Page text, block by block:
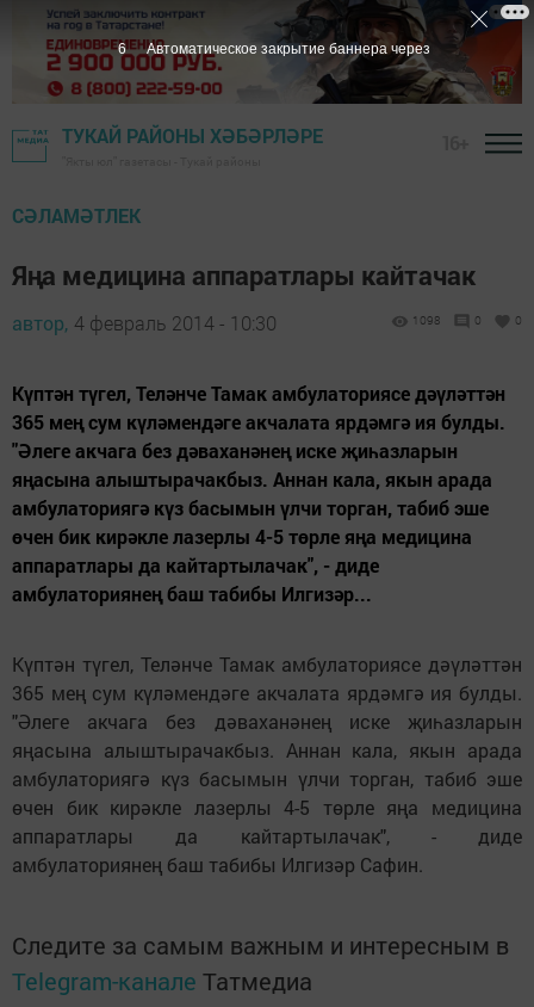
ТУКАЙ РАЙОНЫ ХӘБӘРЛӘРЕ
СӘЛАМӘТЛЕК
Яңа медицина аппаратлары кайтачак
автор, 4 февраль 2014 - 10:30 1098 0 0
Күптән түгел, Теләнче Тамак амбулаториясе дәүләттән
365 мең сум күләмендәге акчалата ярдәмгә ия булды.
"Әлеге акчага без дәваханәнең иске җиһазларын
яңасына алыштырачакбыз. Аннан кала, якын арада
амбулаториягә күз басымын үлчи торган, табиб эше
өчен бик кирәкле лазерлы 4-5 төрле яңа медицина
аппаратлары да кайтартылачак", - диде
амбулаториянең баш табибы Илгизәр...
Күптән түгел, Теләнче Тамак амбулаториясе дәүләттән
365 мең сум күләмендәге акчалата ярдәмгә ия булды.
"Әлеге акчага без дәваханәнең иске җиһазларын
яңасына алыштырачакбыз. Аннан кала, якын арада
амбулаториягә күз басымын үлчи торган, табиб эше
өчен бик кирәкле лазерлы 4-5 төрле яңа медицина
аппаратлары да кайтартылачак", - диде
амбулаториянең баш табибы Илгизәр Сафин.
Следите за самым важным и интересным в
Telegram-канале Татмедиа
5 Автоматическое закрытие баннера через